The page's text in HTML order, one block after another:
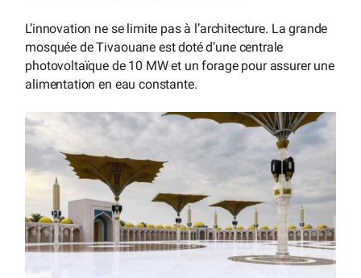
L’innovation ne se limite pas à l’architecture. La grande
mosquée de Tivaouane est doté d’une centrale
photovoltaïque de 10 MW et un forage pour assurer une
alimentation en eau constante.